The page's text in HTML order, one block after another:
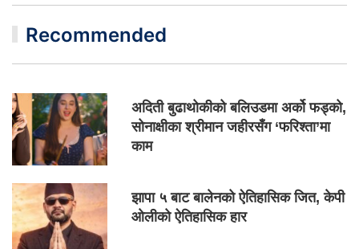
Recommended
अदिती बुढाथोकीको बलिउडमा अर्को फड्को,
सोनाक्षीका श्रीमान जहीरसँग ‘फरिश्ता’मा
काम
झापा ५ बाट बालेनको ऐतिहासिक जित, केपी
ओलीको ऐतिहासिक हार